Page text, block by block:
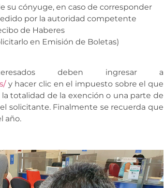
su cónyuge, en caso de corresponder
por la autoridad competente
de Haberes
en Emisión de Boletas)
deben ingresar a
y hacer clic en el impuesto sobre el que
totalidad de la exención o una parte de
solicitante. Finalmente se recuerda que
año.